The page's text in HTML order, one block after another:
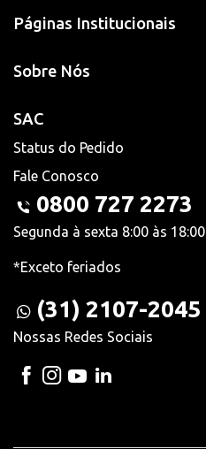
Páginas Institucionais
Sobre Nós
SAC
Status do Pedido
Fale Conosco
0800 727 2273
Segunda à sexta 8:00 às 18:00
*Exceto feriados
(31) 2107-2045
Nossas Redes Sociais